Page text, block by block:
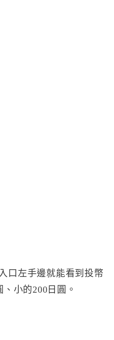
口左手邊就能看到投幣
小的200日圓。